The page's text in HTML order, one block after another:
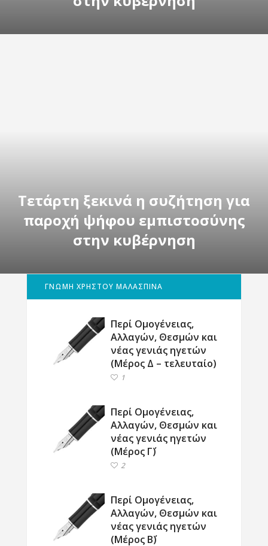
Τετάρτη ξεκινά η συζήτηση για
παροχή ψήφου εμπιστοσύνης
στην κυβέρνηση
ΓΝΩΜΗ ΧΡΗΣΤΟΥ ΜΑΛΑΣΠΙΝΑ
Περί Ομογένειας,
Αλλαγών, Θεσμών και
νέας γενιάς ηγετών
(Μέρος Δ – τελευταίο)
1
Περί Ομογένειας,
Αλλαγών, Θεσμών και
νέας γενιάς ηγετών
(Μέρος Γ΄)
2
Περί Ομογένειας,
Αλλαγών, Θεσμών και
νέας γενιάς ηγετών
(Μέρος Β΄)